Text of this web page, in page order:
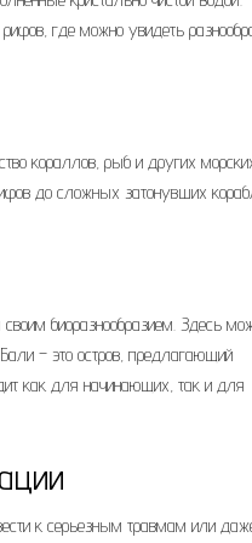
где можно увидеть
кораллов, рыб и других
до сложных затонувших
биоразнообразием. Здесь
– это остров, предлагающий
как для начинающих, так и для
к серьезным травмам или